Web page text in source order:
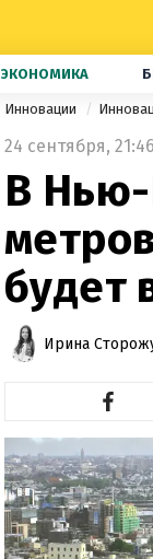
ЭКОНОМИКА
Инновации
24 сентября, 21:46
В Нью-
будет
Ирина